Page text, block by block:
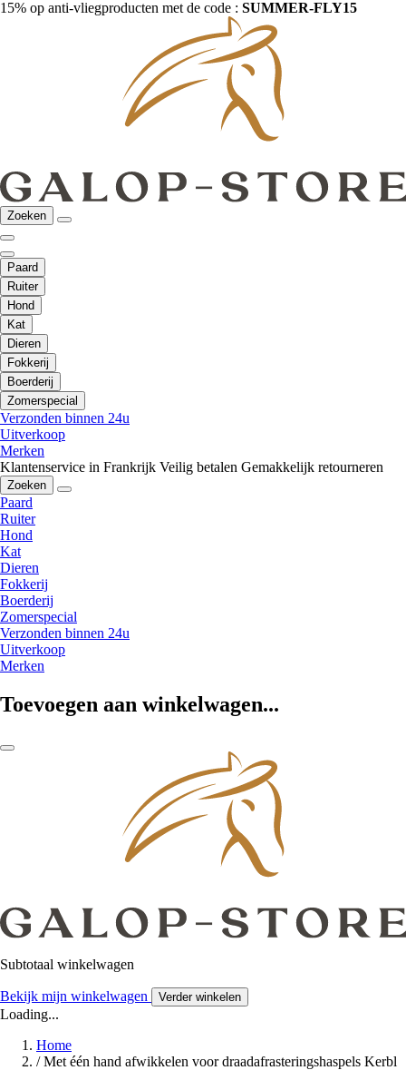
15% op anti-vliegproducten met de code : SUMMER-FLY15
Zoeken
Paard
Ruiter
Hond
Kat
Dieren
Fokkerij
Boerderij
Zomerspecial
Verzonden binnen 24u
Uitverkoop
Merken
Klantenservice in Frankrijk Veilig betalen Gemakkelijk retourneren
Zoeken
Paard
Ruiter
Hond
Kat
Dieren
Fokkerij
Boerderij
Zomerspecial
Verzonden binnen 24u
Uitverkoop
Merken
Toevoegen aan winkelwagen...
Subtotaal winkelwagen
Bekijk mijn winkelwagen Verder winkelen
Loading...
Home
/ Met één hand afwikkelen voor draadafrasteringshaspels Kerbl